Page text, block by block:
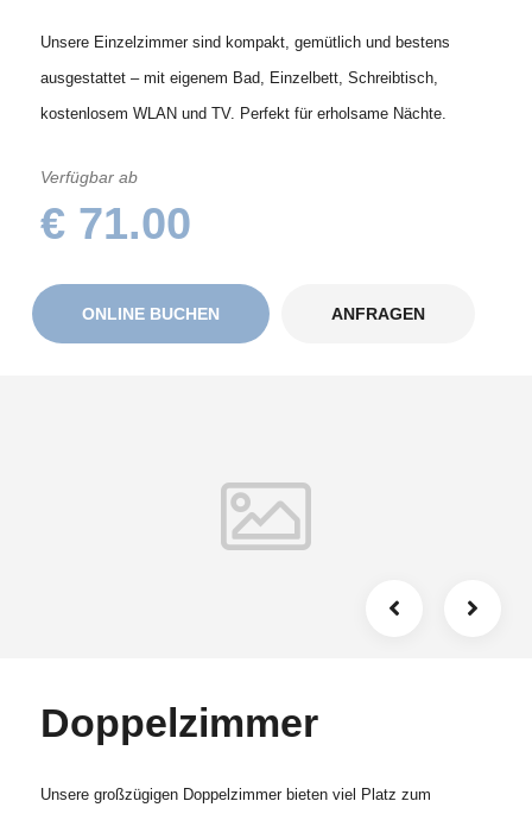
Unsere Einzelzimmer sind kompakt, gemütlich und bestens
ausgestattet – mit eigenem Bad, Einzelbett, Schreibtisch,
kostenlosem WLAN und TV. Perfekt für erholsame Nächte.
Verfügbar ab
€ 71.00
ONLINE BUCHEN ANFRAGEN
Doppelzimmer
Unsere großzügigen Doppelzimmer bieten viel Platz zum